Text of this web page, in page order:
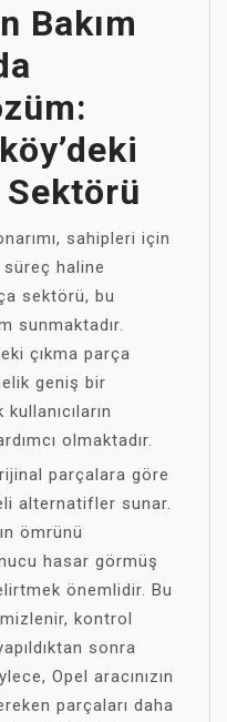
Bakım
Sektörü
sahipleri için
haline
sektörü, bu
sunmaktadır.
çıkma parça
geniş bir
olmaktadır.
parçalara göre
alternatifler sunar.
ömrünü
hasar görmüş
önemlidir. Bu
kontrol
sonra
Opel aracınızın
parçaları daha